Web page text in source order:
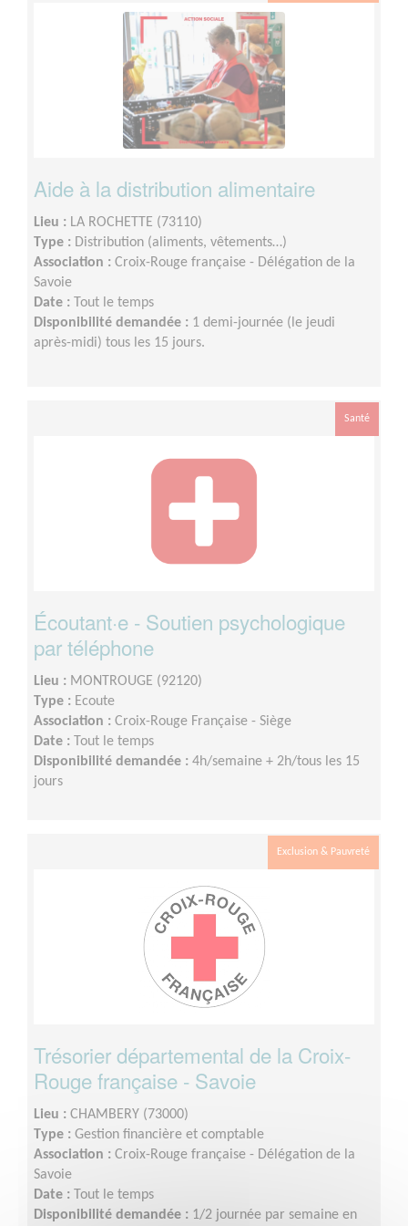
Aide à la distribution alimentaire
Lieu : LA ROCHETTE (73110)
Type : Distribution (aliments, vêtements…)
Association : Croix-Rouge française - Délégation de la
Savoie
Date : Tout le temps
Disponibilité demandée : 1 demi-journée (le jeudi
après-midi) tous les 15 jours.
Santé
Écoutant·e - Soutien psychologique
par téléphone
Lieu : MONTROUGE (92120)
Type : Ecoute
Association : Croix-Rouge Française - Siège
Date : Tout le temps
Disponibilité demandée : 4h/semaine + 2h/tous les 15
jours
Exclusion & Pauvreté
Trésorier départemental de la Croix-
Rouge française - Savoie
Lieu : CHAMBERY (73000)
Type : Gestion financière et comptable
Association : Croix-Rouge française - Délégation de la
Savoie
Date : Tout le temps
Disponibilité demandée : 1/2 journée par semaine en